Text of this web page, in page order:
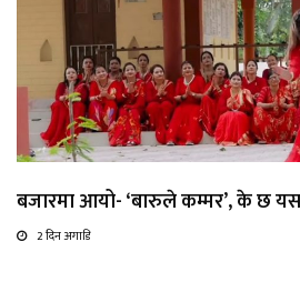
बजारमा आयो- ‘बारुले कम्मर’, के छ
2 दिन अगाडि